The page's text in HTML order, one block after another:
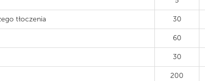
tłoczenia 30
60
30
200